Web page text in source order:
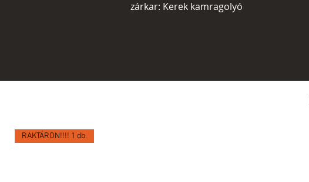
zárkar: Kerek kamragolyó
RAKTÁRON!!!! 1 db.